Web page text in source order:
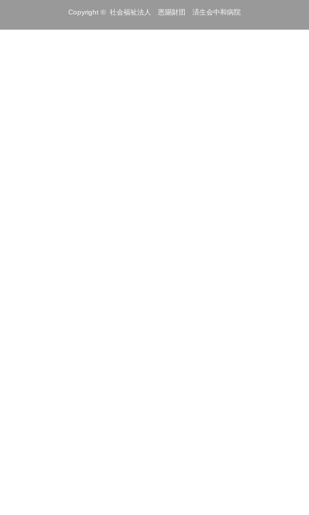
Copyright © 社会福祉法人 恩賜財団 済生会中和病院